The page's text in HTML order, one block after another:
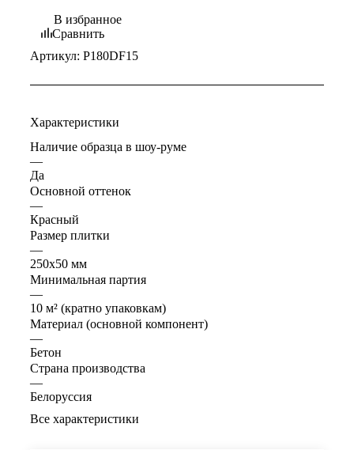
В избранное
Сравнить
Артикул: P180DF15
Характеристики
Наличие образца в шоу-руме
—
Да
Основной оттенок
—
Красный
Размер плитки
—
250х50 мм
Минимальная партия
—
10 м² (кратно упаковкам)
Материал (основной компонент)
—
Бетон
Страна производства
—
Белоруссия
Все характеристики